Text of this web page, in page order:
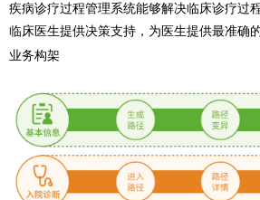
疾病诊疗过程管理系统能够解决临床诊疗过
临床医生提供决策支持，为医生提供最准确
业务构架